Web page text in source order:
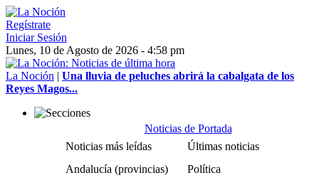
Regístrate
Iniciar Sesión
Lunes, 10 de Agosto de 2026 - 4:58 pm
La Noción | Una lluvia de peluches abrirá la cabalgata de los
Reyes Magos...
Noticias de Portada
Noticias más leídas
Últimas noticias
Andalucía (provincias)
Política